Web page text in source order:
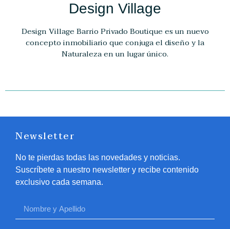
Design Village
Design Village Barrio Privado Boutique es un nuevo
concepto inmobiliario que conjuga el diseño y la
Naturaleza en un lugar único.
Newsletter
No te pierdas todas las novedades y noticias.
Suscríbete a nuestro newsletter y recibe contenido
exclusivo cada semana.